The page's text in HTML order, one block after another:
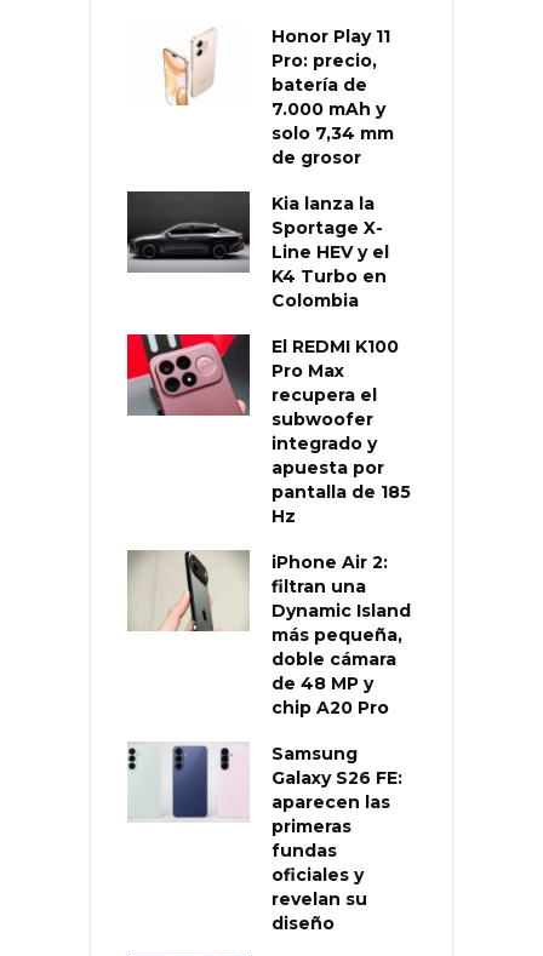
Honor Play 11
Pro: precio,
batería de
7.000 mAh y
solo 7,34 mm
de grosor
Kia lanza la
Sportage X-
Line HEV y el
K4 Turbo en
Colombia
El REDMI K100
Pro Max
recupera el
subwoofer
integrado y
apuesta por
pantalla de 185
Hz
iPhone Air 2:
filtran una
Dynamic Island
más pequeña,
doble cámara
de 48 MP y
chip A20 Pro
Samsung
Galaxy S26 FE:
aparecen las
primeras
fundas
oficiales y
revelan su
diseño